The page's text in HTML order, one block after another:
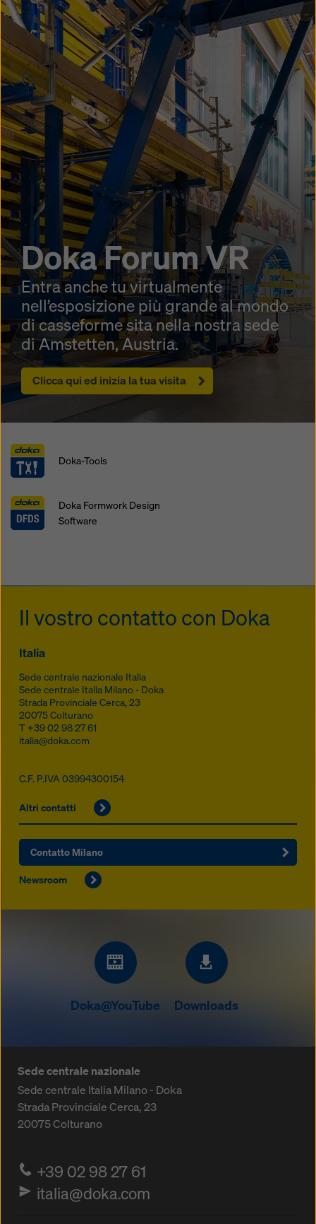
Doka Forum VR
Entra anche tu virtualmente
nell’esposizione più grande al mondo
di casseforme sita nella nostra sede
di Amstetten, Austria.
Clicca qui ed inizia la tua visita
Doka-Tools
Doka Formwork Design
Software
Il vostro contatto con Doka
Italia
Sede centrale nazionale Italia
Sede centrale Italia Milano - Doka
Strada Provinciale Cerca, 23
20075Colturano
T +39 02 98 27 61
italia@doka.com
C.F. P.IVA 03994300154
Altri contatti
Contatto Milano
Newsroom
Doka@YouTube Downloads
Sede centrale nazionale
Sede centrale Italia Milano - Doka
Strada Provinciale Cerca, 23
20075Colturano
+39 02 98 27 61
italia@doka.com